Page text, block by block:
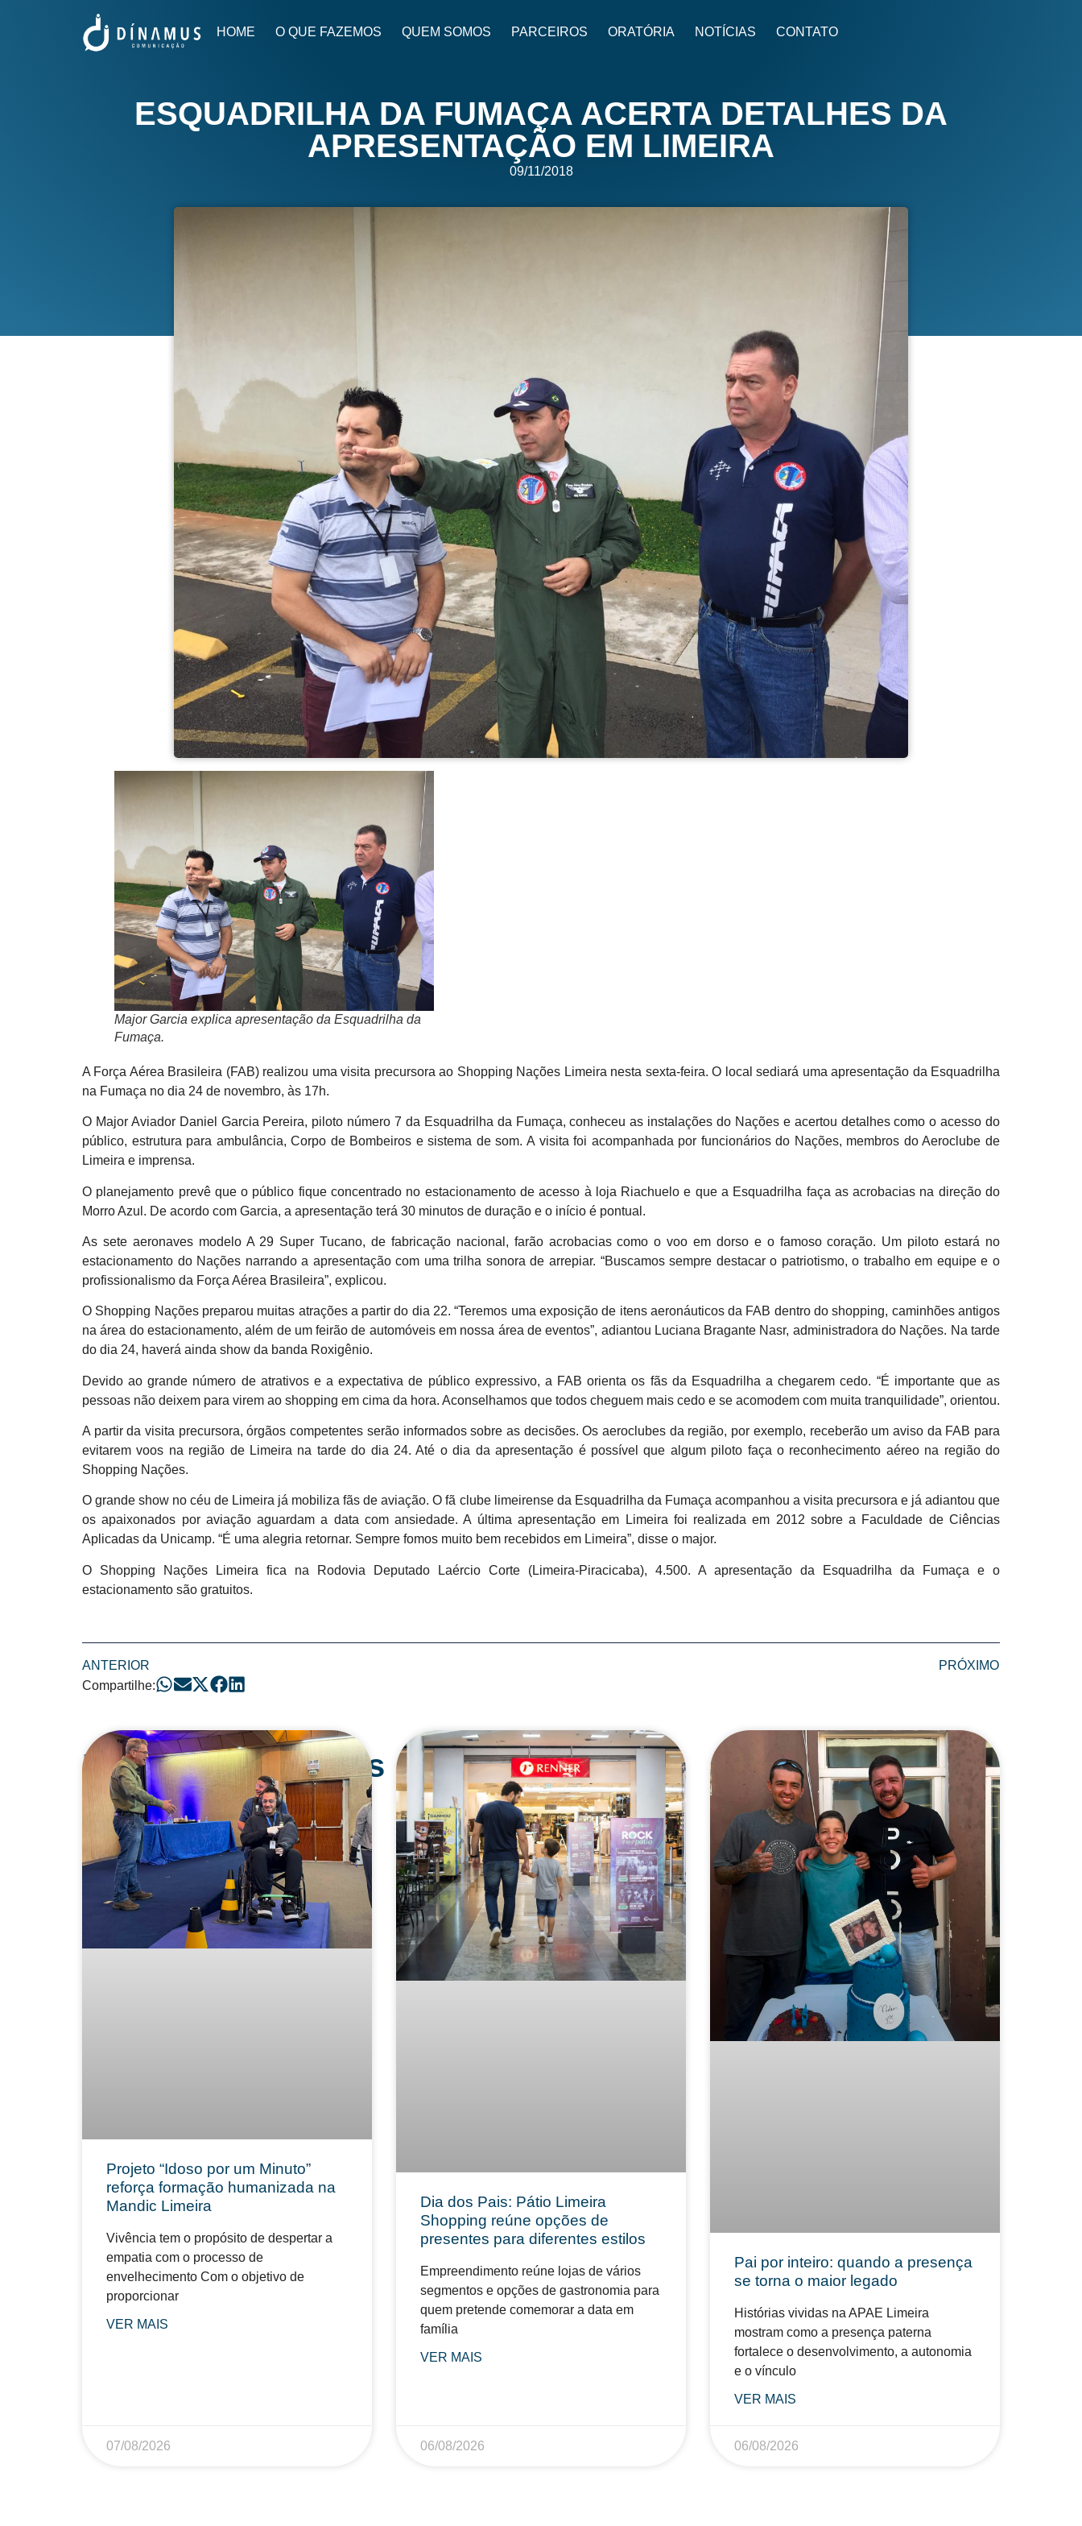
HOME O QUE FAZEMOS QUEM SOMOS PARCEIROS ORATÓRIA NOTÍCIAS CONTATO
ESQUADRILHA DA FUMAÇA ACERTA DETALHES DA
APRESENTAÇÃO EM LIMEIRA
09/11/2018
Major Garcia explica apresentação da Esquadrilha da
Fumaça.
A Força Aérea Brasileira (FAB) realizou uma visita precursora ao Shopping Nações Limeira nesta sexta-feira. O local sediará uma apresentação da Esquadrilha
na Fumaça no dia 24 de novembro, às 17h.
O Major Aviador Daniel Garcia Pereira, piloto número 7 da Esquadrilha da Fumaça, conheceu as instalações do Nações e acertou detalhes como o acesso do
público, estrutura para ambulância, Corpo de Bombeiros e sistema de som. A visita foi acompanhada por funcionários do Nações, membros do Aeroclube de
Limeira e imprensa.
O planejamento prevê que o público fique concentrado no estacionamento de acesso à loja Riachuelo e que a Esquadrilha faça as acrobacias na direção do
Morro Azul. De acordo com Garcia, a apresentação terá 30 minutos de duração e o início é pontual.
As sete aeronaves modelo A 29 Super Tucano, de fabricação nacional, farão acrobacias como o voo em dorso e o famoso coração. Um piloto estará no
estacionamento do Nações narrando a apresentação com uma trilha sonora de arrepiar. “Buscamos sempre destacar o patriotismo, o trabalho em equipe e o
profissionalismo da Força Aérea Brasileira”, explicou.
O Shopping Nações preparou muitas atrações a partir do dia 22. “Teremos uma exposição de itens aeronáuticos da FAB dentro do shopping, caminhões antigos
na área do estacionamento, além de um feirão de automóveis em nossa área de eventos”, adiantou Luciana Bragante Nasr, administradora do Nações. Na tarde
do dia 24, haverá ainda show da banda Roxigênio.
Devido ao grande número de atrativos e a expectativa de público expressivo, a FAB orienta os fãs da Esquadrilha a chegarem cedo. “É importante que as
pessoas não deixem para virem ao shopping em cima da hora. Aconselhamos que todos cheguem mais cedo e se acomodem com muita tranquilidade”, orientou.
A partir da visita precursora, órgãos competentes serão informados sobre as decisões. Os aeroclubes da região, por exemplo, receberão um aviso da FAB para
evitarem voos na região de Limeira na tarde do dia 24. Até o dia da apresentação é possível que algum piloto faça o reconhecimento aéreo na região do
Shopping Nações.
O grande show no céu de Limeira já mobiliza fãs de aviação. O fã clube limeirense da Esquadrilha da Fumaça acompanhou a visita precursora e já adiantou que
os apaixonados por aviação aguardam a data com ansiedade. A última apresentação em Limeira foi realizada em 2012 sobre a Faculdade de Ciências
Aplicadas da Unicamp. “É uma alegria retornar. Sempre fomos muito bem recebidos em Limeira”, disse o major.
O Shopping Nações Limeira fica na Rodovia Deputado Laércio Corte (Limeira-Piracicaba), 4.500. A apresentação da Esquadrilha da Fumaça e o
estacionamento são gratuitos.
ANTERIOR
PRÓXIMO
Compartilhe:
Posts Relacionados
Projeto “Idoso por um Minuto”
reforça formação humanizada na
Mandic Limeira
Vivência tem o propósito de despertar a
empatia com o processo de
envelhecimento Com o objetivo de
proporcionar
VER MAIS
07/08/2026
Dia dos Pais: Pátio Limeira
Shopping reúne opções de
presentes para diferentes estilos
Empreendimento reúne lojas de vários
segmentos e opções de gastronomia para
quem pretende comemorar a data em
família
VER MAIS
06/08/2026
Pai por inteiro: quando a presença
se torna o maior legado
Histórias vividas na APAE Limeira
mostram como a presença paterna
fortalece o desenvolvimento, a autonomia
e o vínculo
VER MAIS
06/08/2026